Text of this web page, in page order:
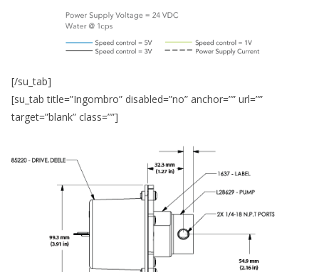
[/su_tab]
[su_tab title=”Ingombro” disabled=”no” anchor=”” url=””
target=”blank” class=””]